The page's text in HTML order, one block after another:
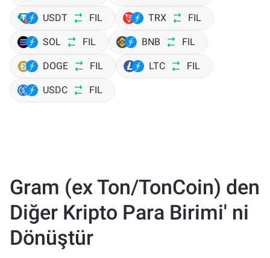
USDT FIL TRX FIL
SOL FIL BNB FIL
DOGE FIL LTC FIL
USDC FIL
Gram (ex Ton/TonCoin) den
Diğer Kripto Para Birimi' ni
Dönüştür